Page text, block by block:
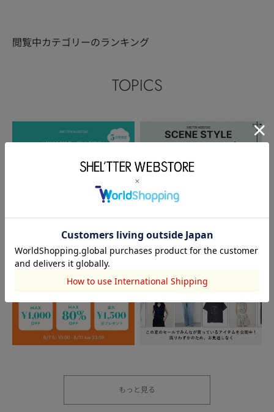
閲覧中カテゴリーのランキング
TOPICS
もっと見る